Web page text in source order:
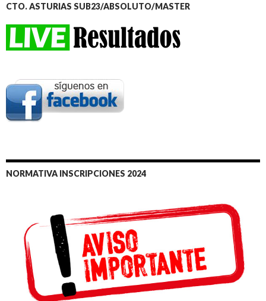
CTO. ASTURIAS SUB23/ABSOLUTO/MASTER
NORMATIVA INSCRIPCIONES 2024